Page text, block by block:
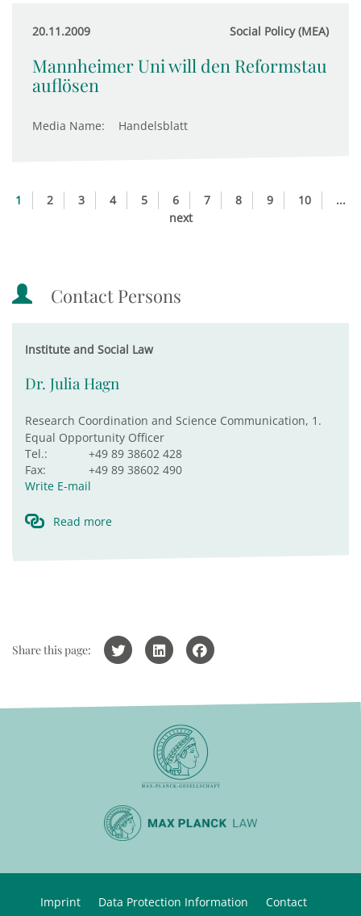
20.11.2009 Social Policy (MEA)
Mannheimer Uni will den Reformstau
auflösen
Media Name: Handelsblatt
1 2 3 4 5 6 7 8 9 10
...
next
Contact Persons
Institute and Social Law
Dr. Julia Hagn
Research Coordination and Science Communication, 1.
Equal Opportunity Officer
Tel.:
+49 89 38602 428
Fax:
+49 89 38602 490
Write E-mail
Read more
Share this page:
Imprint Data Protection Information Contact